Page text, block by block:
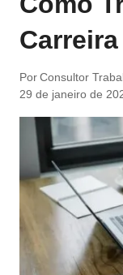
Por Consultor
29 de janeiro de